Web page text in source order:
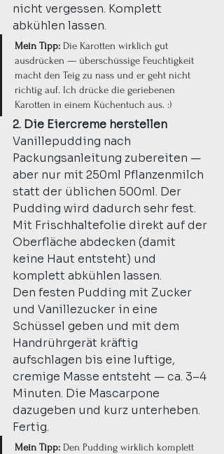
nicht vergessen. Komplett
abkühlen lassen.
Mein Tipp: Die Karotten wirklich gut
ausdrücken — überschüssige Feuchtigkeit
macht den Teig zu nass und er geht nicht
richtig auf. Ich drücke die geriebenen
Karotten in einem Küchentuch aus. :)
2. Die Eiercreme herstellen
Vanillepudding nach
Packungsanleitung zubereiten —
aber nur mit 250ml Pflanzenmilch
statt der üblichen 500ml. Der
Pudding wird dadurch sehr fest.
Mit Frischhaltefolie direkt auf der
Oberfläche abdecken (damit
keine Haut entsteht) und
komplett abkühlen lassen.
Den festen Pudding mit Zucker
und Vanillezucker in eine
Schüssel geben und mit dem
Handrührgerät kräftig
aufschlagen bis eine luftige,
cremige Masse entsteht — ca. 3–4
Minuten. Die Mascarpone
dazugeben und kurz unterheben.
Fertig.
Mein Tipp: Den Pudding wirklich komplett